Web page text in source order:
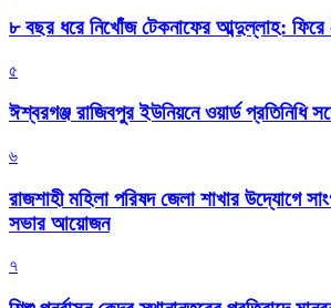
৮ বছর ধরে নিখোঁজ টেকনাফের আব্দুল্লাহ: ফিরে
৫
ঈশ্বরগঞ্জ রাজিবপুর ইউনিয়নে ওয়ার্ড প্রতিনিধি
৬
রাজশাহী মহিলা পরিষদ জেলা শাখার উদ্যোগে
সভার আয়োজন
৭